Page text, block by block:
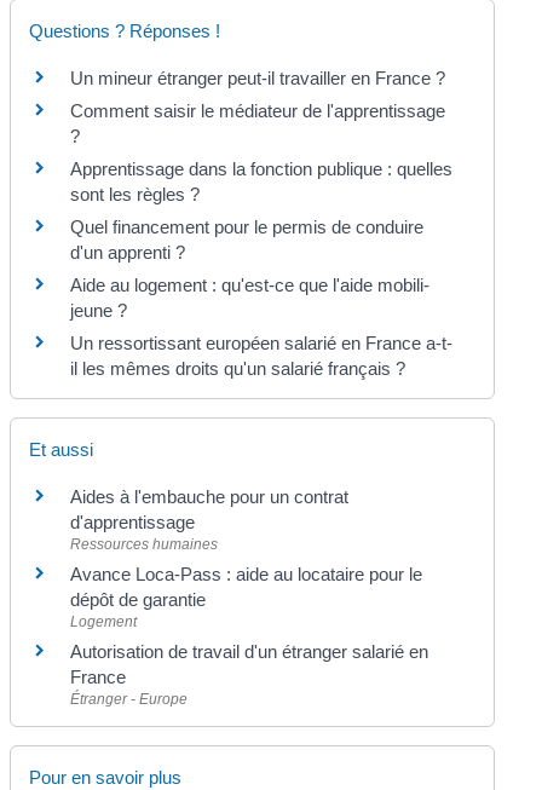
Questions ? Réponses !
Un mineur étranger peut-il travailler en France ?
Comment saisir le médiateur de l'apprentissage
?
Apprentissage dans la fonction publique : quelles
sont les règles ?
Quel financement pour le permis de conduire
d'un apprenti ?
Aide au logement : qu'est-ce que l'aide mobili-
jeune ?
Un ressortissant européen salarié en France a-t-
il les mêmes droits qu'un salarié français ?
Et aussi
Aides à l'embauche pour un contrat
d'apprentissage
Ressources humaines
Avance Loca-Pass : aide au locataire pour le
dépôt de garantie
Logement
Autorisation de travail d'un étranger salarié en
France
Étranger - Europe
Pour en savoir plus